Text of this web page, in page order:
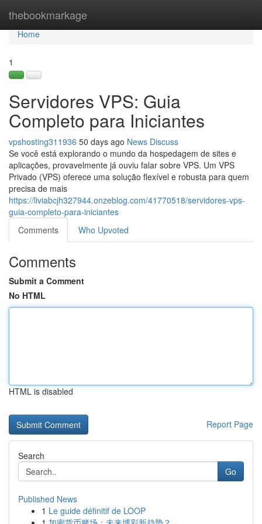
thebookmarkage
Home
Home
1
Servidores VPS: Guia
Completo para Iniciantes
vpshosting311936 50 days ago News Discuss
Se você está explorando o mundo da hospedagem de sites e
aplicações, provavelmente já ouviu falar sobre VPS. Um VPS
Privado (VPS) oferece uma solução flexível e robusta para quem
precisa de mais
https://liviabcjh327944.onzeblog.com/41770518/servidores-vps-
guia-completo-para-iniciantes
Comments
Who Upvoted
Comments
Submit a Comment
No HTML
HTML is disabled
Report Page
Search
Go
Published News
1 Le guide définitif de LOOP